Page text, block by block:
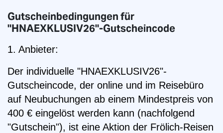
Gutscheinbedingungen für
"HNAEXKLUSIV26"-Gutscheincode
1. Anbieter:
Der individuelle "HNAEXKLUSIV26"-
Gutscheincode, der online und im Reisebüro
auf Neubuchungen ab einem Mindestpreis von
400 € eingelöst werden kann (nachfolgend
"Gutschein"), ist eine Aktion der Frölich-Reisen